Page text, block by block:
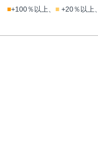
■+100％以上、 ■+20％以上、